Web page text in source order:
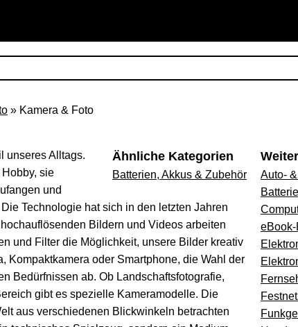
» Kamera & Foto
Auto-
Ähnliche Kategorien
Batterien, Akkus & Zubehör
unseres Alltags.
sie
und
Technologie hat sich in den letzten Jahren
Bildern und Videos arbeiten
und Filter die Möglichkeit, unsere Bilder kreativ
Kompaktkamera oder Smartphone, die Wahl der
Bedürfnissen ab. Ob Landschaftsfotografie,
gibt es spezielle Kameramodelle. Die
aus verschiedenen Blickwinkeln betrachten